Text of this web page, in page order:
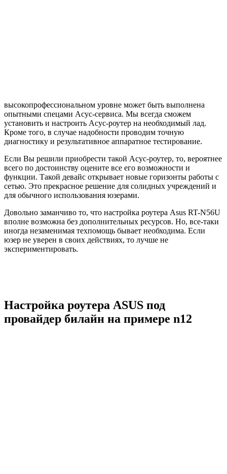
высокопрофессиональном уровне может быть выполнена
опытными спецами Асус-сервиса. Мы всегда сможем
установить и настроить Асус-роутер на необходимый лад.
Кроме того, в случае надобности проводим точную
диагностику и результативное аппаратное тестирование.
Если Вы решили приобрести такой Асус-роутер, то, вероятнее
всего по достоинству оцените все его возможности и
функции. Такой девайс открывает новые горизонты работы с
сетью. Это прекрасное решение для солидных учреждений и
для обычного использования юзерами.
Довольно заманчиво то, что настройка роутера Asus RT-N56U
вполне возможна без дополнительных ресурсов. Но, все-таки
иногда незаменимая техпомощь бывает необходима. Если
юзер не уверен в своих действиях, то лучше не
экспериментировать.
Настройка роутера ASUS под
провайдер билайн на примере n12